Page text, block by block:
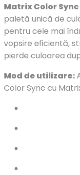
Matrix Color Sync
paletă unică de
pentru cele mai
vopsire eficientă,
pierde culoarea
Mod de utilizare:
Color Sync cu